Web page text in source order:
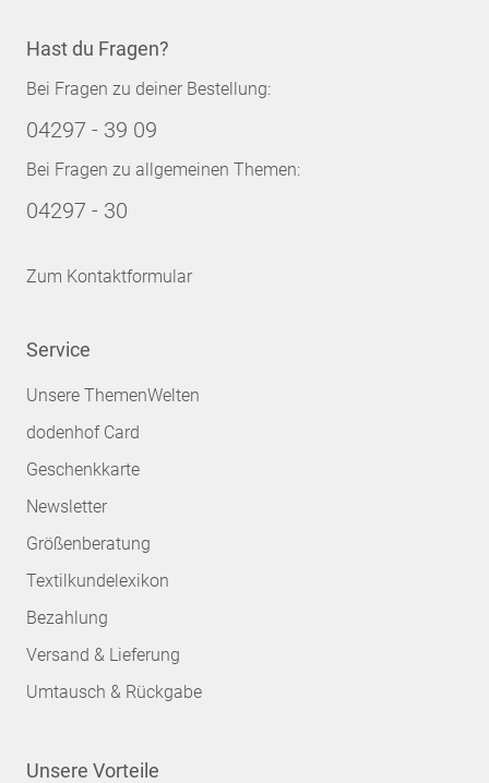
Hast du Fragen?
Bei Fragen zu deiner Bestellung:
04297 - 39 09
Bei Fragen zu allgemeinen Themen:
04297 - 30
Zum Kontaktformular
Service
Unsere ThemenWelten
dodenhof Card
Geschenkkarte
Newsletter
Größenberatung
Textilkundelexikon
Bezahlung
Versand & Lieferung
Umtausch & Rückgabe
Unsere Vorteile